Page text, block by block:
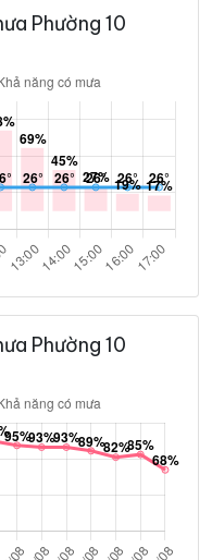
Phường 10
Phường 10